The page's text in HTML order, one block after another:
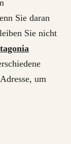
Sie daran
Sie nicht
um